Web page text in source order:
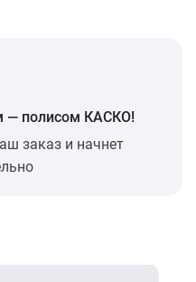
— полисом КАСКО!
заказ и начнет